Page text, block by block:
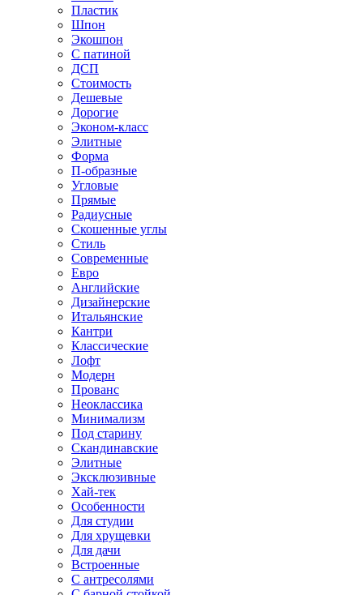
Пластик
Шпон
Экошпон
С патиной
ДСП
Стоимость
Дешевые
Дорогие
Эконом-класс
Элитные
Форма
П-образные
Угловые
Прямые
Радиусные
Скошенные углы
Стиль
Современные
Евро
Английские
Дизайнерские
Итальянские
Кантри
Классические
Лофт
Модерн
Прованс
Неоклассика
Минимализм
Под старину
Скандинавские
Элитные
Эксклюзивные
Хай-тек
Особенности
Для студии
Для хрущевки
Для дачи
Встроенные
С антресолями